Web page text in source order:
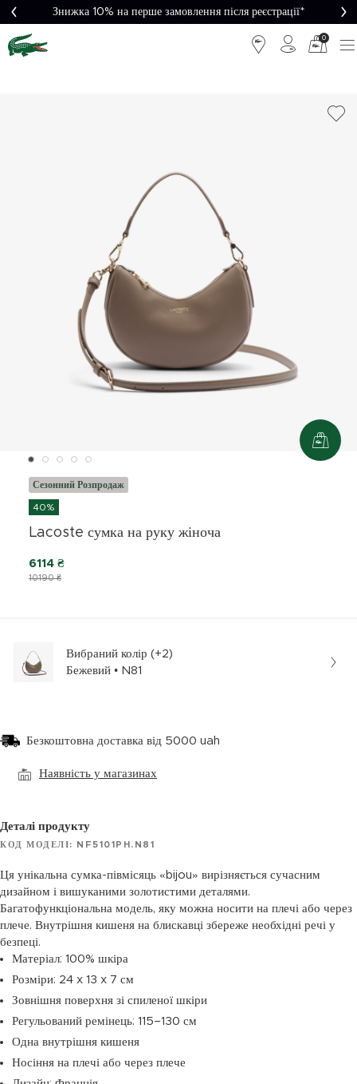
Знижка 10% на перше замовлення після реєстрації*
0
Сезонний Розпродаж
40%
Lacoste сумка на руку жіноча
10190 ₴
6114 ₴
Вибраний колір (+2)
Бежевий • N81
Безкоштовна доставка від 5000 uah
Наявність у магазинах
Деталі продукту
КОД МОДЕЛІ: NF5101PH.N81
Ця унікальна сумка-півмісяць «bijou» вирізняється сучасним
дизайном і вишуканими золотистими деталями.
Багатофункціональна модель, яку можна носити на плечі або через
плече. Внутрішня кишеня на блискавці збереже необхідні речі у
безпеці.
Матеріал: 100% шкіра
Розміри: 24 x 13 x 7 см
Зовнішня поверхня зі спиленої шкіри
Регульований ремінець: 115–130 см
Одна внутрішня кишеня
Носіння на плечі або через плече
Безкоштовна
доставка від
5000₴*